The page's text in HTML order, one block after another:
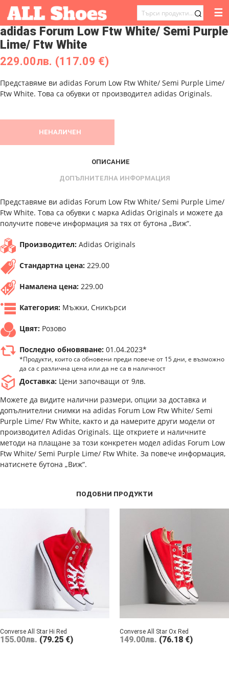
ТЪРСЕНЕ
ЗА:
☰
adidas Forum Low Ftw White/ Semi Purple
Lime/ Ftw White
229.00лв. (117.09 €)
Представяме ви adidas Forum Low Ftw White/ Semi Purple Lime/
Ftw White. Това са обувки от производител adidas Originals.
НЕНАЛИЧЕН
ОПИСАНИЕ
ДОПЪЛНИТЕЛНА ИНФОРМАЦИЯ
Представяме ви adidas Forum Low Ftw White/ Semi Purple Lime/
Ftw White. Това са обувки с марка Adidas Originals и можете да
получите повече информация за тях от бутона „Виж“.
Производител: Adidas Originals
Стандартна цена: 229.00
Намалена цена: 229.00
Категория: Мъжки, Сникърси
Цвят: Розово
Последно обновяване: 01.04.2023*
*Продукти, които са обновени преди повече от 15 дни, е възможно
да са с различна цена или да не са в наличност
Доставка: Цени започващи от 9лв.
Можете да видите налични размери, опции за доставка и
допълнителни снимки на adidas Forum Low Ftw White/ Semi
Purple Lime/ Ftw White, както и да намерите други модели от
производител Adidas Originals. Ще откриете и наличните
методи на плащане за този конкретен модел adidas Forum Low
Ftw White/ Semi Purple Lime/ Ftw White. За повече информация,
натиснете бутона „Виж“.
ПОДОБНИ ПРОДУКТИ
Converse All Star Hi Red
155.00лв. (79.25 €)
Converse All Star Ox Red
149.00лв. (76.18 €)